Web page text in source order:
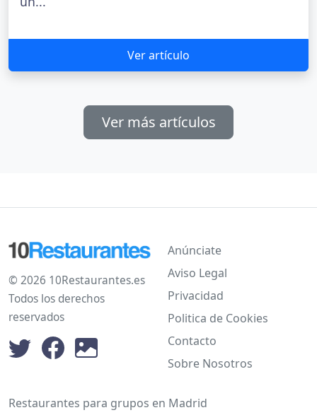
Ver artículo
Ver más artículos
© 2026 10Restaurantes.es
Todos los derechos
reservados
Anúnciate
Aviso Legal
Privacidad
Politica de Cookies
Contacto
Sobre Nosotros
Restaurantes para grupos en Madrid